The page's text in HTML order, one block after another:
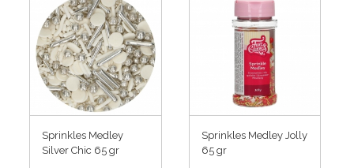
Sprinkles Medley
Silver Chic 65 gr
Sprinkles Medley Jolly
65 gr